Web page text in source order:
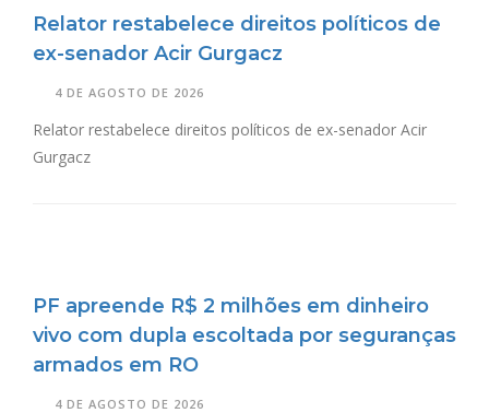
Relator restabelece direitos políticos de
ex-senador Acir Gurgacz
4 DE AGOSTO DE 2026
Relator restabelece direitos políticos de ex-senador Acir
Gurgacz
PF apreende R$ 2 milhões em dinheiro
vivo com dupla escoltada por seguranças
armados em RO
4 DE AGOSTO DE 2026